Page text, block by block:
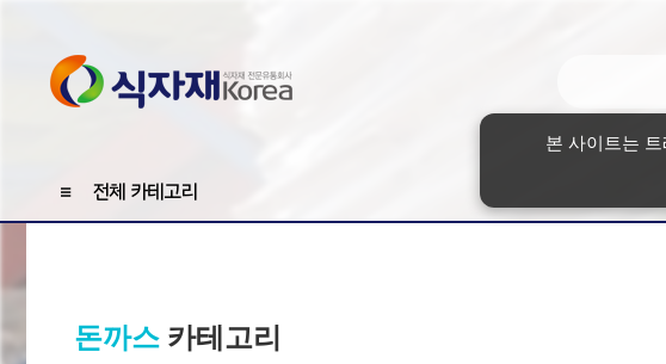
본 사이트는
≡ 전체 카테고리
돈까스 카테고리